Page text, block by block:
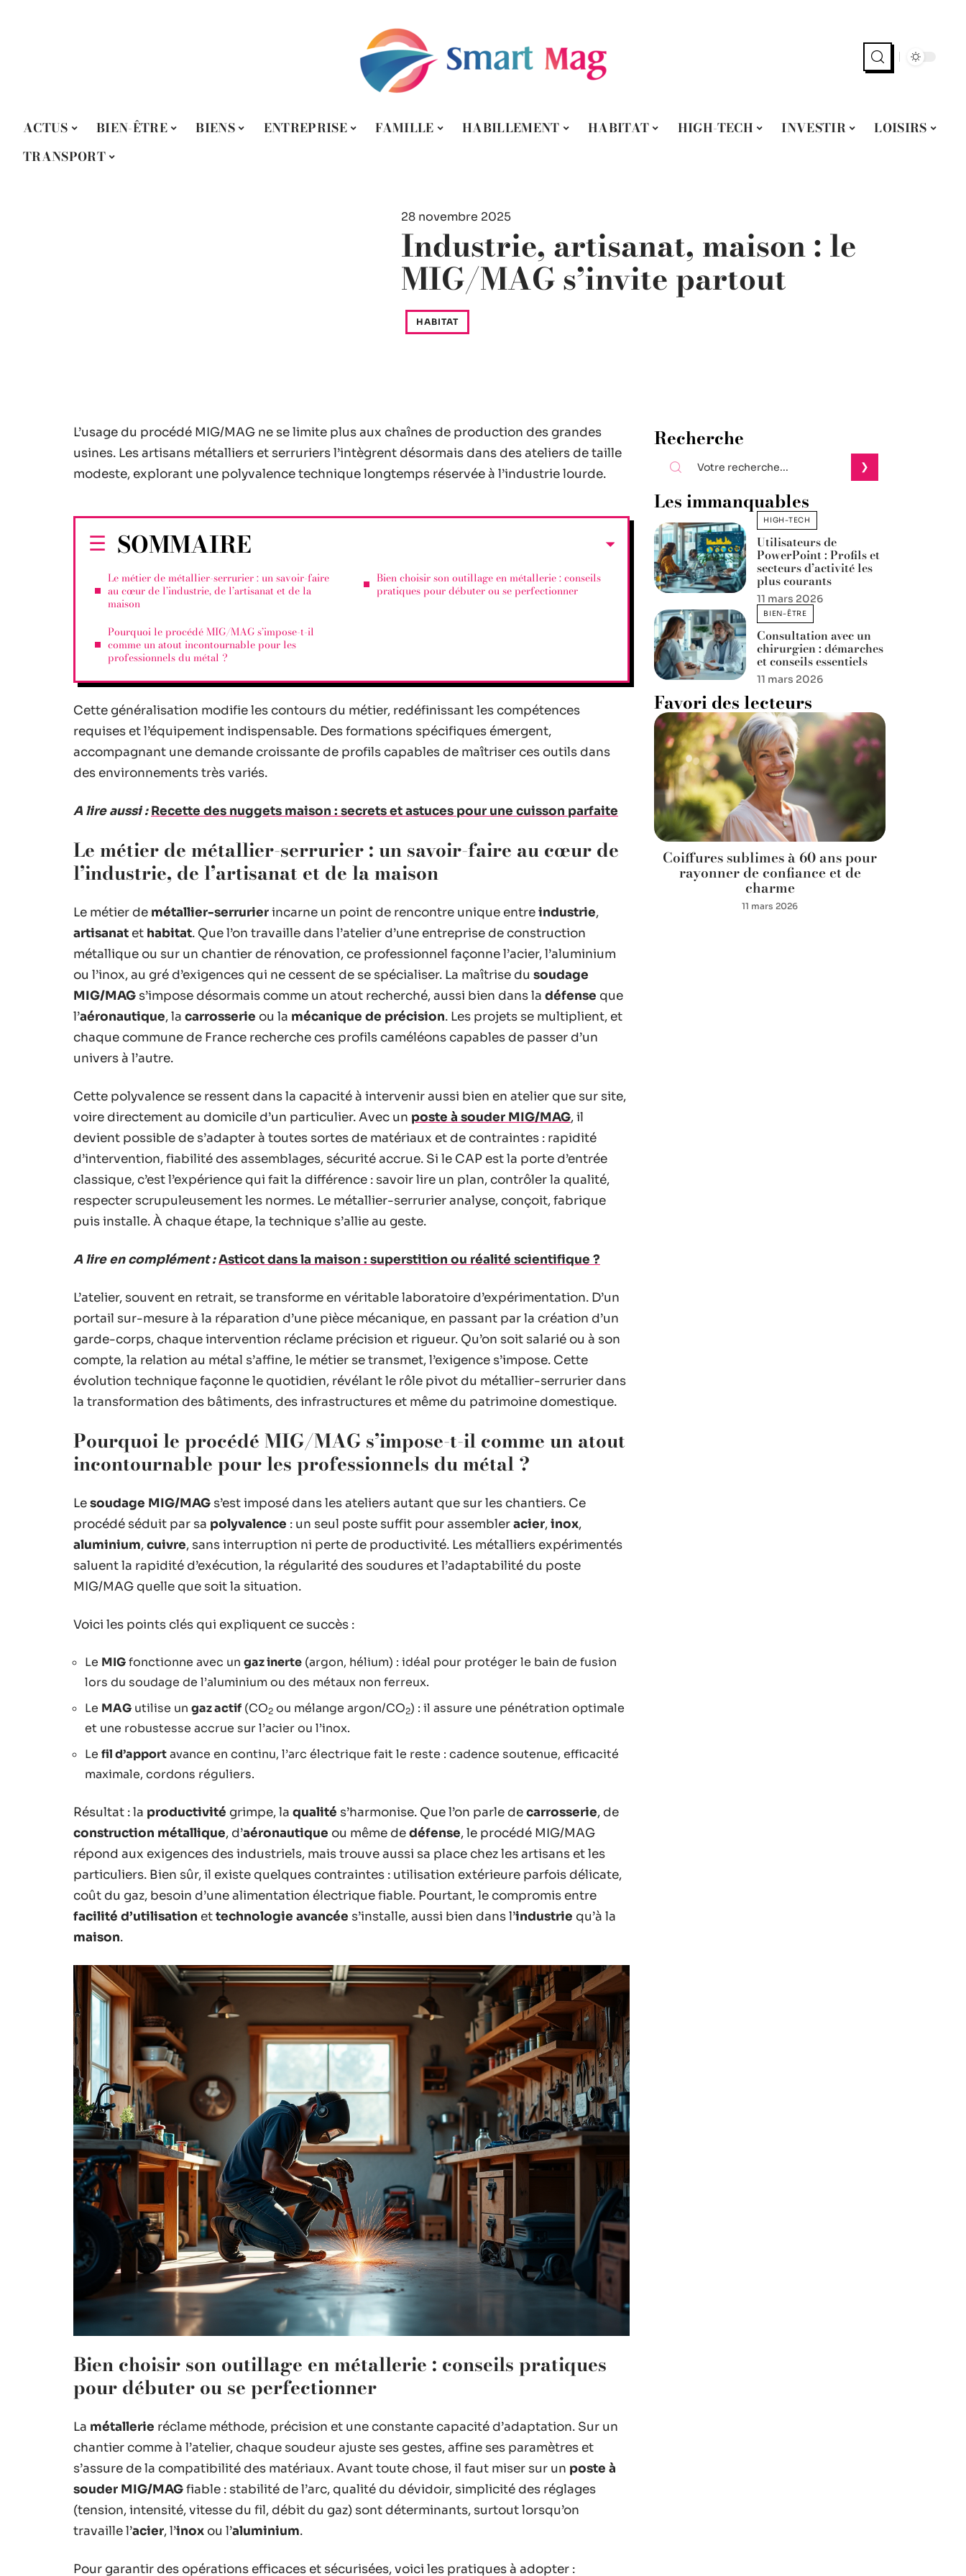
ACTUS BIEN-ÊTRE BIENS ENTREPRISE FAMILLE HABILLEMENT HABITAT HIGH-TECH INVESTIR
LOISIRS
TRANSPORT
28 novembre 2025
Industrie, artisanat, maison : le
MIG/MAG s’invite partout
HABITAT
L’usage du procédé MIG/MAG ne se limite plus aux chaînes de production des grandes
usines. Les artisans métalliers et serruriers l’intègrent désormais dans des ateliers de taille
modeste, explorant une polyvalence technique longtemps réservée à l’industrie lourde.
SOMMAIRE
Le métier de métallier-serrurier : un savoir-faire
au cœur de l’industrie, de l’artisanat et de la
maison
Pourquoi le procédé MIG/MAG s’impose-t-il
comme un atout incontournable pour les
professionnels du métal ?
Bien choisir son outillage en métallerie : conseils
pratiques pour débuter ou se perfectionner
Cette généralisation modifie les contours du métier, redéfinissant les compétences
requises et l’équipement indispensable. Des formations spécifiques émergent,
accompagnant une demande croissante de profils capables de maîtriser ces outils dans
des environnements très variés.
A lire aussi : Recette des nuggets maison : secrets et astuces pour une cuisson parfaite
Le métier de métallier-serrurier : un savoir-faire au cœur de
l’industrie, de l’artisanat et de la maison
Le métier de métallier-serrurierincarne un point de rencontre unique entreindustrie,
artisanat et habitat. Que l’on travaille dans l’atelier d’une entreprise de construction
métallique ou sur un chantier de rénovation, ce professionnel façonne l’acier, l’aluminium
ou l’inox, au gré d’exigences qui ne cessent de se spécialiser. La maîtrise du soudage
MIG/MAG s’impose désormais comme un atout recherché, aussi bien dans la défense que
l’aéronautique, la carrosserie ou la mécanique de précision. Les projets se multiplient, et
chaque commune de France recherche ces profils caméléons capables de passer d’un
univers à l’autre.
Cette polyvalence se ressent dans la capacité à intervenir aussi bien en atelier que sur site,
voire directement au domicile d’un particulier. Avec un poste à souder MIG/MAG, il
devient possible de s’adapter à toutes sortes de matériaux et de contraintes : rapidité
d’intervention, fiabilité des assemblages, sécurité accrue. Si le CAP est la porte d’entrée
classique, c’est l’expérience qui fait la différence : savoir lire un plan, contrôler la qualité,
respecter scrupuleusement les normes. Le métallier-serrurier analyse, conçoit, fabrique
puis installe. À chaque étape, la technique s’allie au geste.
A lire en complément :Asticot dans la maison : superstition ou réalité scientifique ?
L’atelier, souvent en retrait, se transforme en véritable laboratoire d’expérimentation. D’un
portail sur-mesure à la réparation d’une pièce mécanique, en passant par la création d’un
garde-corps, chaque intervention réclame précision et rigueur. Qu’on soit salarié ou à son
compte, la relation au métal s’affine, le métier se transmet, l’exigence s’impose. Cette
évolution technique façonne le quotidien, révélant le rôle pivot du métallier-serrurier dans
la transformation des bâtiments, des infrastructures et même du patrimoine domestique.
Pourquoi le procédé MIG/MAG s’impose-t-il comme un atout
incontournable pour les professionnels du métal ?
Lesoudage MIG/MAG s’est imposé dans les ateliers autant que sur les chantiers. Ce
procédé séduit par sa polyvalence : un seul poste suffit pour assembleracier,inox,
aluminium,cuivre, sans interruption ni perte de productivité. Les métalliers expérimentés
saluent la rapidité d’exécution, la régularité des soudures et l’adaptabilité du poste
MIG/MAG quelle que soit la situation.
Voici les points clés qui expliquent ce succès :
Le MIGfonctionne avec un gaz inerte (argon, hélium) : idéal pour protéger le bain de fusion
lors du soudage de l’aluminium ou des métaux non ferreux.
Le MAG utilise un gaz actif (CO2 ou mélange argon/CO2) : il assure une pénétration optimale
et une robustesse accrue sur l’acier ou l’inox.
Le fil d’apportavance en continu, l’arc électrique fait le reste : cadence soutenue, efficacité
maximale, cordons réguliers.
Résultat : la productivité grimpe, la qualité s’harmonise. Que l’on parle decarrosserie, de
construction métallique, d’aéronautique ou même dedéfense, le procédé MIG/MAG
répond aux exigences des industriels, mais trouve aussi sa place chez les artisans et les
particuliers. Bien sûr, il existe quelques contraintes : utilisation extérieure parfois délicate,
coût du gaz, besoin d’une alimentation électrique fiable. Pourtant, le compromis entre
facilité d’utilisation ettechnologie avancée s’installe, aussi bien dans l’industrie qu’à la
maison.
Bien choisir son outillage en métallerie : conseils pratiques
pour débuter ou se perfectionner
La métallerie réclame méthode, précision et une constante capacité d’adaptation. Sur un
chantier comme à l’atelier, chaque soudeur ajuste ses gestes, affine ses paramètres et
s’assure de la compatibilité des matériaux. Avant toute chose, il faut miser sur un poste à
souder MIG/MAGfiable : stabilité de l’arc, qualité du dévidoir, simplicité des réglages
(tension, intensité, vitesse du fil, débit du gaz) sont déterminants, surtout lorsqu’on
travaille l’acier, l’inox ou l’aluminium.
Pour garantir des opérations efficaces et sécurisées, voici les pratiques à adopter :
Recherche
Les immanquables
HIGH-TECH
Utilisateurs de
PowerPoint : Profils et
secteurs d’activité les
plus courants
11 mars 2026
BIEN-ÊTRE
Consultation avec un
chirurgien : démarches
et conseils essentiels
11 mars 2026
Favori des lecteurs
Coiffures sublimes à 60 ans pour
rayonner de confiance et de
charme
11 mars 2026